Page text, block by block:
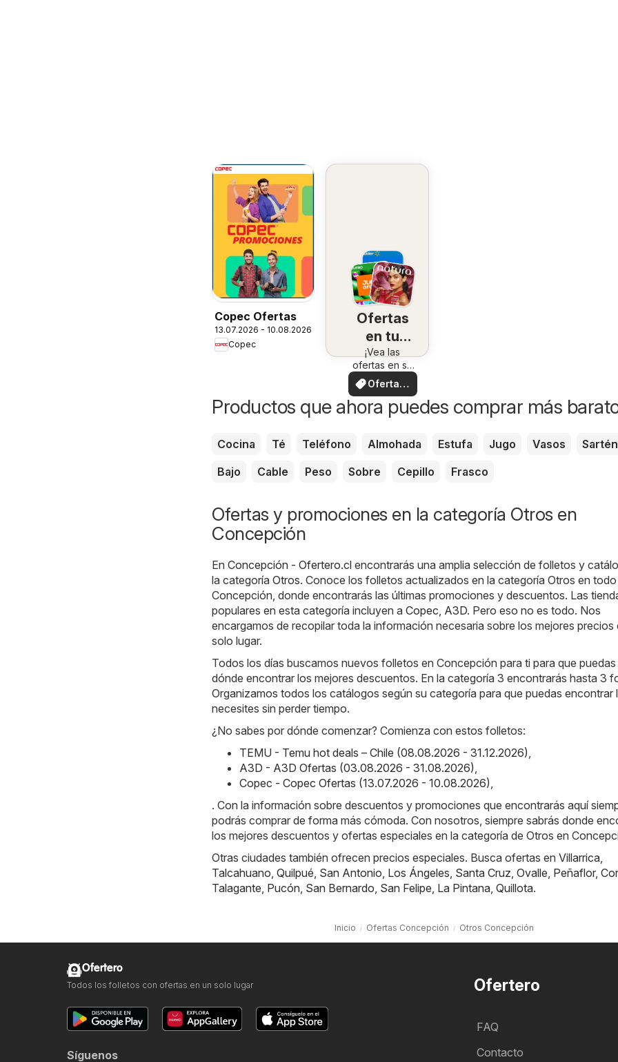
Copec Ofertas
13.07.2026 - 10.08.2026
Copec
Ofertas
en tu
zona
¡Vea las
ofertas en su
zona!
Ofertas
locales
Productos que ahora puedes comprar más
Cocina Té Teléfono Almohada Estufa Jugo Vasos
Sartén
Bajo
Cable Peso Sobre Cepillo Frasco
Ofertas y promociones en la categoría Otros en
Concepción
En Concepción - Ofertero.cl encontrarás una amplia selección de folletos y
la categoría Otros. Conoce los folletos actualizados en la categoría Otros en todo
Concepción, donde encontrarás las últimas promociones y descuentos. Las
populares en esta categoría incluyen a Copec A3D. Pero eso no es todo. Nos
encargamos de recopilar toda la información necesaria sobre los mejores precios
solo lugar.
Todos los días buscamos nuevos folletos en Concepción para ti para que
dónde encontrar los mejores descuentos. En la categoría 3 encontrarás hasta 3
Organizamos todos los catálogos según su categoría para que puedas encontrar
necesites sin perder tiempo.
¿No sabes por dónde comenzar? Comienza con estos folletos:
TEMU - Temu hot deals – Chile (08.08.2026 - 31.12.2026)
A3D - A3D Ofertas (03.08.2026 - 31.08.2026)
Copec - Copec Ofertas (13.07.2026 - 10.08.2026)
. Con la información sobre descuentos y promociones que encontrarás aquí
podrás comprar de forma más cómoda. Con nosotros, siempre sabrás donde
los mejores descuentos y ofertas especiales en la categoría de Otros en
Otras ciudades también ofrecen precios especiales. Busca ofertas en Villarrica
Talcahuano Quilpué San Antonio Los Ángeles Santa Cruz Ovalle Peñaflor,
Talagante Pucón San Bernardo San Felipe La Pintana Quillota.
Inicio Ofertas Concepción Otros Concepción
Ofertero
FAQ
Contacto
Ofertero
Todos los folletos con ofertas en un solo lugar
Síguenos